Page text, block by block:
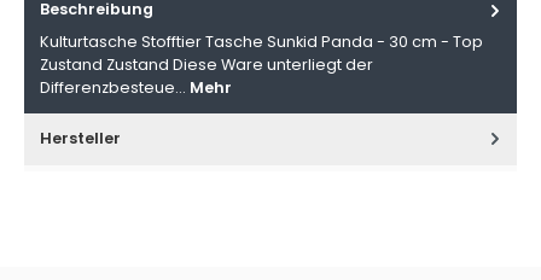
Beschreibung
Kulturtasche Stofftier Tasche Sunkid Panda - 30 cm - Top
Zustand Zustand Diese Ware unterliegt der
Differenzbesteue… Mehr
Hersteller